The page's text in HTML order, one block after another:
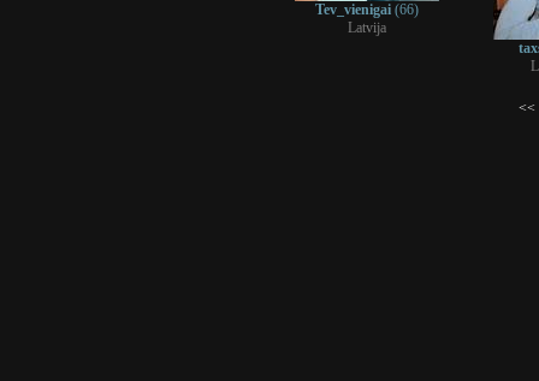
Tev_vienigai (66)
Latvija
<<